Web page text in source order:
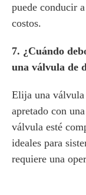
puede conducir
costos.
7. ¿Cuándo
una válvula de
Elija una válvula
apretado con
válvula esté
ideales para
requiere una